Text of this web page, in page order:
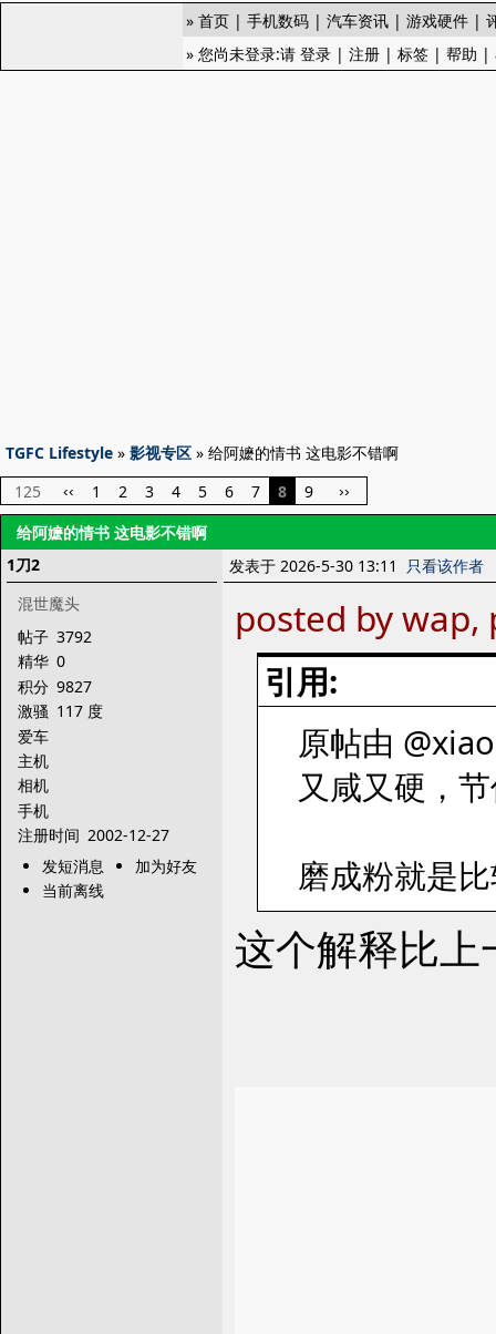
» 首页 | 手机数码 | 汽车资讯 | 游戏硬件 |
» 您尚未登录:请 登录 | 注册 | 标签 | 帮助 |
TGFC Lifestyle » 影视专区 » 给阿嬷的情书 这电影不错啊
125
‹‹ 1 2 3 4 5 6 7 8 9 ››
给阿嬷的情书 这电影不错啊
1刀2
混世魔头
帖子 3792
精华 0
积分 9827
激骚 117 度
爱车
主机
相机
手机
注册时间 2002-12-27
发短消息
加为好友
当前离线
发表于 2026-5-30 13:11 只看该作者
posted by
引用:
原帖由
又咸又硬，
磨成粉就是
这个解释比